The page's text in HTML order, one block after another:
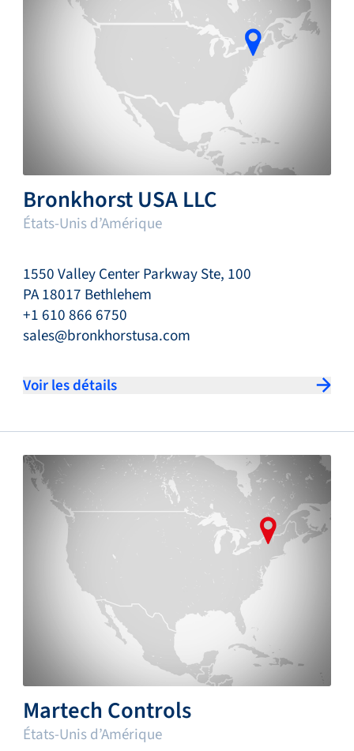
Bronkhorst USA LLC
États-Unis d’Amérique
1550 Valley Center Parkway Ste, 100
PA 18017 Bethlehem
+1 610 866 6750
sales@bronkhorstusa.com
Voir les détails
Martech Controls
États-Unis d’Amérique